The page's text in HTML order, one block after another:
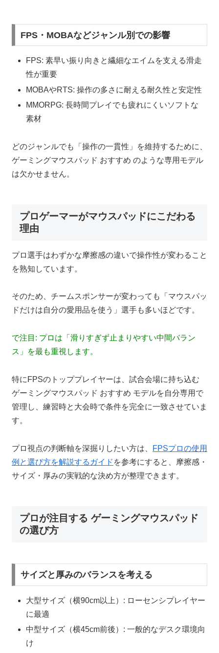
FPS・MOBAなどジャンル別での影響
FPS: 素早い振り向きと繊細なエイムを支える滑走
性が重要
MOBAやRTS: 操作の多さに耐える耐久性と安定性
MMORPG: 長時間プレイでも疲れにくいソフトな
素材
どのジャンルでも「操作の一貫性」を維持するために、
ゲーミングマウスパッド おすすめ のような専用モデル
は欠かせません。
プロゲーマーがマウスパッドにこだわる
理由
プロ選手はわずかな摩擦感の違いで操作性が変わること
を熟知しています。
そのため、チームスポンサーが変わっても「マウスパッ
ドだけは自分の愛用品を使う」選手も多いほどです。
で注目: プロは「滑りすぎず止まりやすい中間バラン
ス」を最も重視します。
特にFPSのトッププレイヤーは、試合会場に持ち込む
ゲーミングマウスパッド おすすめ モデルを自分専用で
管理し、練習時と大会時で条件を完全に一致させていま
す。
プロ視点の判断軸を深掘りしたい方は、
FPSプロの使用
例と選び方を解説するガイド を参考にすると、摩擦感・
サイズ・厚みの実戦的な決め方が整理できます。
プロが注目する ゲーミングマウスパッド
の選び方
サイズと厚みのバランスを考える
大型サイズ（横90cm以上）: ローセンシプレイヤー
に最適
中型サイズ（横45cm前後）: 一般的なデスク環境向
け